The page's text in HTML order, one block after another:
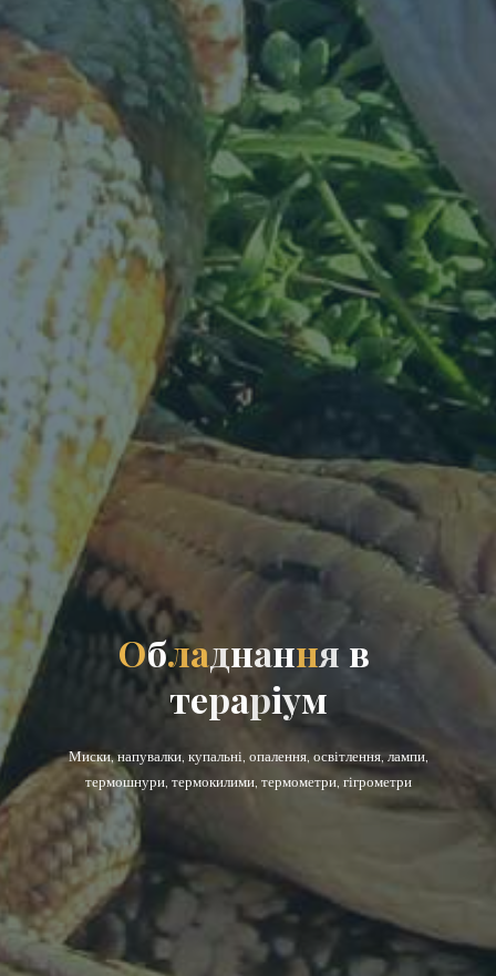
Обладнання в
тераріум
Миски, напувалки, купальні, опалення, освітлення, лампи,
термошнури, термокилими, термометри, гігрометри